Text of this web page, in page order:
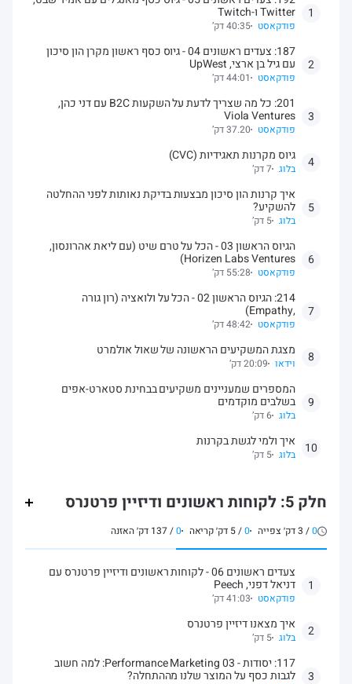
1 Twitter ו-Twitch
פודקאסט 40:35 דק’
2
187: צעדים ראשונים 04 - גיוס כסף ראשון מקרן הון סיכון
עם גיל בן ארצי, UpWest
פודקאסט 44:01 דק’
3
201: כל מה שצריך לדעת על השקעות B2C עם דני כהן,
Viola Ventures
פודקאסט 37.20 דק’
4 גיוס מקרנות תאגידיות (CVC)
בלוג 7 דק’
5
איך קרנות הון סיכון מבצעות בדיקת נאותות לפני ההחלטה
להשקיע?
בלוג 5 דק’
6
הגיוס הראשון 03 - הכל על טרם שיט (עם ליאת אהרונסון,
Horizen Labs Ventures)
פודקאסט 55:28 דק’
7
214: הגיוס הראשון 02 - הכל על ולואציה (רון גורה
,Empathy)
פודקאסט 48:42 דק’
8 מצגת המשקיעים הראשונה של שאול אולמרט
וידאו 20:09 דק’
9
המספרים שמעניינים משקיעים בבחינת סטארט-אפים
בשלבים מוקדמים
בלוג 6 דק’
10 איך ולמי לגשת בקרנות
בלוג 5 דק’
חלק 5: לקוחות ראשונים ודיזיין פרטנרס
0
/
3דק׳ צפייה 0
/
5 דק׳ קריאה 0
/
137 דק׳ האזנה
1
צעדים ראשונים 06 - לקוחות ראשונים ודיזיין פרטנרס עם
דניאל דפני, Peech
פודקאסט 41:03 דק’
2 איך מצאנו דיזיין פרטנרס
בלוג 5 דק’
3
117: יסודות - Performance Marketing 03: למה חשוב
לגבות כסף על המוצר שלנו מההתחלה?